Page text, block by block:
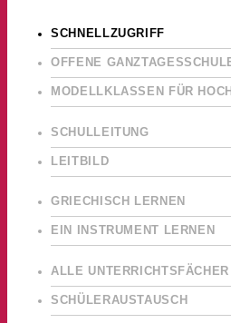
SCHNELLZUGRIFF
OFFENE
MODELLKLASSEN FÜR
SCHULLEITUNG
LEITBILD
GRIECHISCH LERNEN
EIN INSTRUMENT LERNEN
ALLE
SCHÜLERAUSTAUSCH